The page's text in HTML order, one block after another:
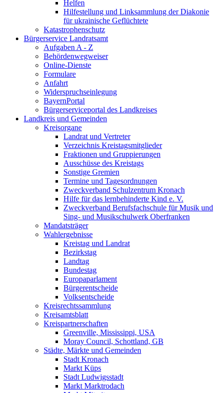
Helfen
Hilfestellung und Linksammlung der Diakonie
für ukrainische Geflüchtete
Katastrophenschutz
Bürgerservice Landratsamt
Aufgaben A - Z
Behördenwegweiser
Online-Dienste
Formulare
Anfahrt
Widerspruchseinlegung
BayernPortal
Bürgerserviceportal des Landkreises
Landkreis und Gemeinden
Kreisorgane
Landrat und Vertreter
Verzeichnis Kreistagsmitglieder
Fraktionen und Gruppierungen
Ausschüsse des Kreistags
Sonstige Gremien
Termine und Tagesordnungen
Zweckverband Schulzentrum Kronach
Hilfe für das lernbehinderte Kind e. V.
Zweckverband Berufsfachschule für Musik und
Sing- und Musikschulwerk Oberfranken
Mandatsträger
Wahlergebnisse
Kreistag und Landrat
Bezirkstag
Landtag
Bundestag
Europaparlament
Bürgerentscheide
Volksentscheide
Kreisrechtssammlung
Kreisamtsblatt
Kreispartnerschaften
Greenville, Mississippi, USA
Moray Council, Schottland, GB
Städte, Märkte und Gemeinden
Stadt Kronach
Markt Küps
Stadt Ludwigsstadt
Markt Marktrodach